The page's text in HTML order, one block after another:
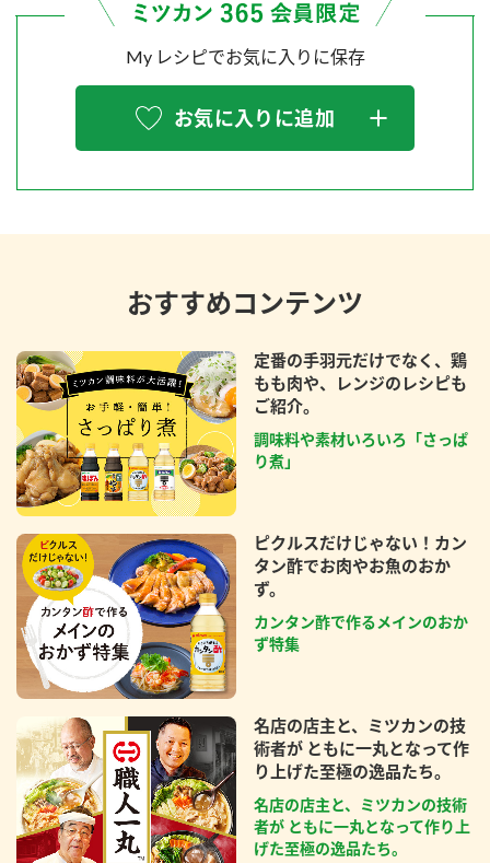
My レシピでお気に入りに保存
お気に入りに追加
おすすめコンテンツ
定番の手羽元だけでなく、鶏
もも肉や、レンジのレシピも
ご紹介。
調味料や素材いろいろ「さっぱ
り煮」
ピクルスだけじゃない！カン
タン酢でお肉やお魚のおか
ず。
カンタン酢で作るメインのおか
ず特集
名店の店主と、ミツカンの技
術者が ともに一丸となって作
り上げた至極の逸品たち。
名店の店主と、ミツカンの技術
者が ともに一丸となって作り上
げた至極の逸品たち。